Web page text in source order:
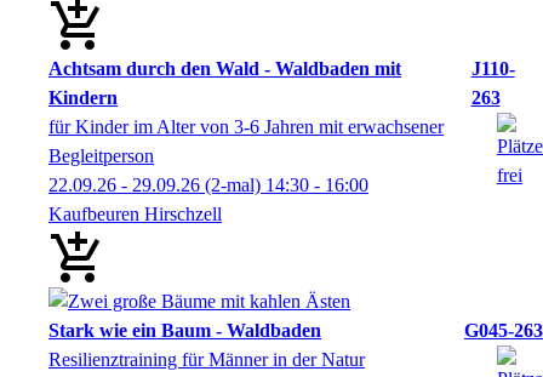
Achtsam durch den Wald - Waldbaden mit
Kindern
J110-
263
für Kinder im Alter von 3-6 Jahren mit erwachsener
Begleitperson
22.09.26 - 29.09.26 (2-mal) 14:30 - 16:00
Kaufbeuren Hirschzell
Stark wie ein Baum - Waldbaden
G045-263
Resilienztraining für Männer in der Natur